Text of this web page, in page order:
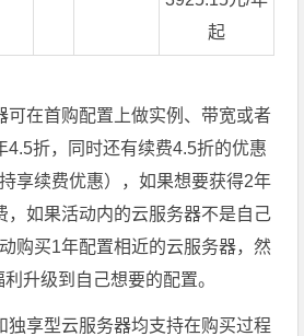
起
可在首购配置上做实例、带宽或者
4.5折，同时还有续费4.5折的优惠
享续费优惠），如果想要获得2年
，如果活动内的云服务器不是自己
购买1年配置相近的云服务器，然
升级到自己想要的配置。
独享型云服务器均支持在购买过程